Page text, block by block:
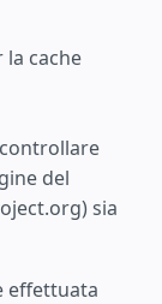
la cache
controllare
del
sia
effettuata